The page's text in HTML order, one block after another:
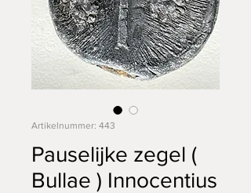
Artikelnummer: 443
Pauselijke zegel (
Bullae ) Innocentius